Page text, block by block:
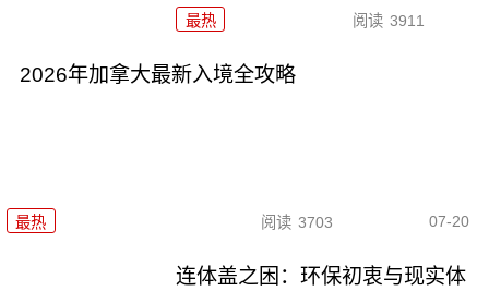
最热 阅读 3911
2026年加拿大最新入境全攻略
最热 阅读 3703 07-20
连体盖之困：环保初衷与现实体